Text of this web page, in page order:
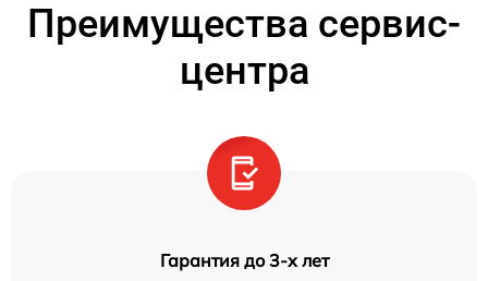
Преимущества сервис-
центра
Гарантия до 3-х лет